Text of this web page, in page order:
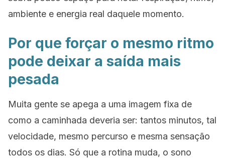
ambiente e energia real daquele momento.
Por que forçar o mesmo ritmo
pode deixar a saída mais
pesada
Muita gente se apega a uma imagem fixa de
como a caminhada deveria ser: tantos minutos, tal
velocidade, mesmo percurso e mesma sensação
todos os dias. Só que a rotina muda, o sono